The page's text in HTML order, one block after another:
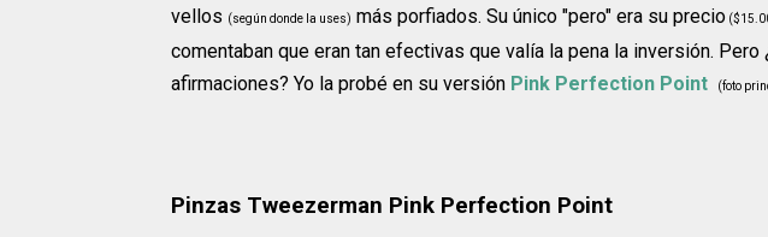
vellos (según donde la uses) más porfiados. Su único "pero" era su precio
comentaban que eran tan efectivas que valía la pena la inversión.
afirmaciones? Yo la probé en su versión Pink Perfection Point (foto
Pinzas Tweezerman Pink Perfection Point